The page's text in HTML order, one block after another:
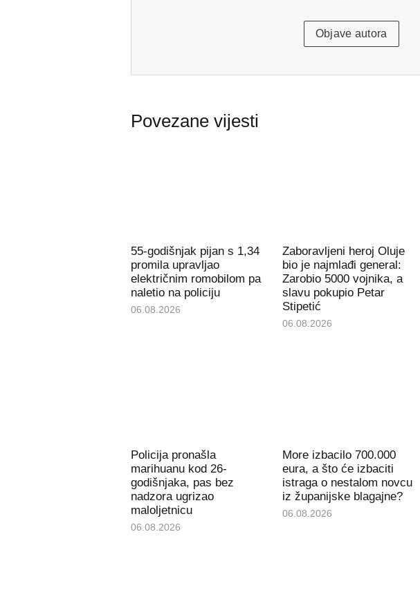
Objave autora
Povezane vijesti
55-godišnjak pijan s 1,34
promila upravljao
električnim romobilom pa
naletio na policiju
06.08.2026
Zaboravljeni heroj Oluje
bio je najmlađi general:
Zarobio 5000 vojnika, a
slavu pokupio Petar
Stipetić
06.08.2026
Policija pronašla
marihuanu kod 26-
godišnjaka, pas bez
nadzora ugrizao
maloljetnicu
06.08.2026
More izbacilo 700.000
eura, a što će izbaciti
istraga o nestalom novcu
iz županijske blagajne?
06.08.2026